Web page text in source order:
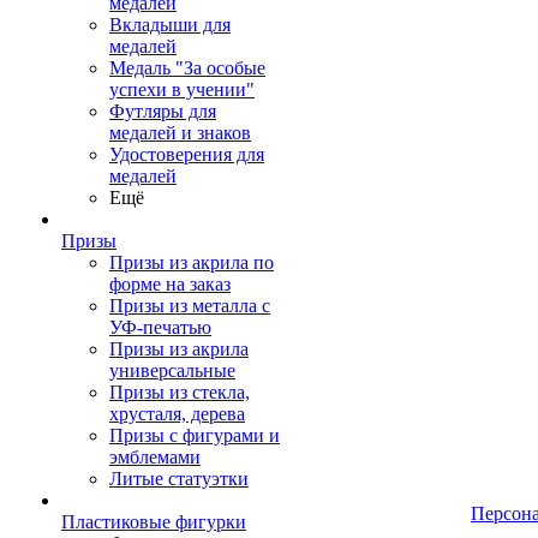
Вкладыши для
медалей
Медаль "За особые
успехи в учении"
Футляры для
медалей и знаков
Удостоверения для
медалей
Ещё
Призы
Призы из акрила по
форме на заказ
Призы из металла с
УФ-печатью
Призы из акрила
универсальные
Призы из стекла,
хрусталя, дерева
Призы с фигурами и
эмблемами
Литые статуэтки
Пластиковые фигурки